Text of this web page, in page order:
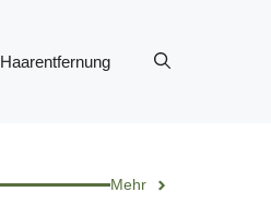
Haarentfernung
Mehr